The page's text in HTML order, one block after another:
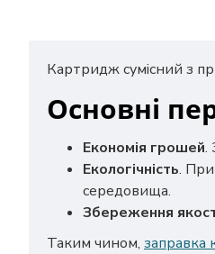
Картридж сумісний з
Основні
Економія грошей.
Екологічність. При
середовища.
Збереження
Таким чином, заправка